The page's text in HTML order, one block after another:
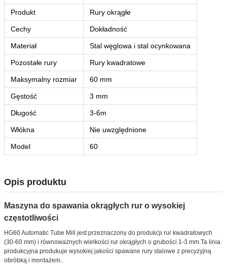
Produkt Rury okrągłe
Cechy Dokładność
Materiał Stal węglowa i stal ocynkowana
Pozostałe rury Rury kwadratowe
Maksymalny rozmiar 60 mm
Gęstość 3 mm
Długość 3-6m
Włókna Nie uwzględnione
Model 60
Opis produktu
Maszyna do spawania okrągłych rur o wysokiej
częstotliwości
HG60 Automatic Tube Mill jest przeznaczony do produkcji rur kwadratowych
(30-60 mm) i równoważnych wielkości rur okrągłych o grubości 1-3 mm.Ta linia
produkcyjna produkuje wysokiej jakości spawane rury stalowe z precyzyjną
obróbką i montażem..